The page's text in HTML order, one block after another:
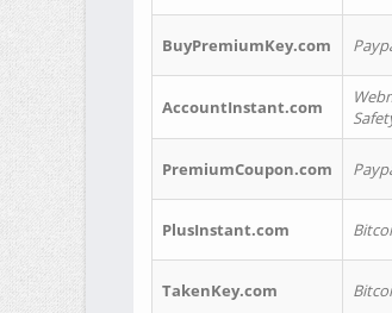
BuyPremiumKey.com
AccountInstant.com
PremiumCoupon.com
PlusInstant.com
TakenKey.com